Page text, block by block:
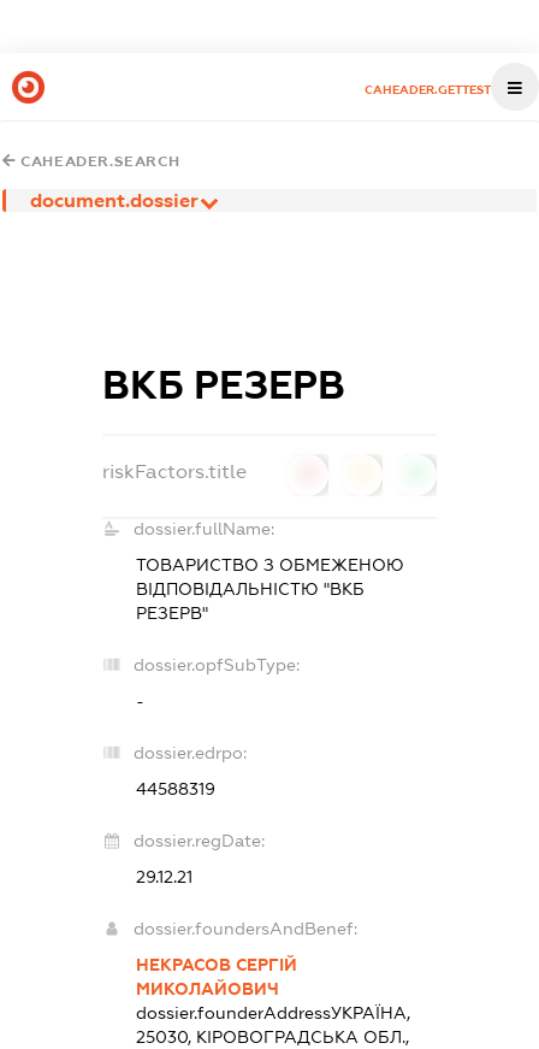
CAHEADER.GETTEST
CAHEADER.SEARCH
document.dossier
ВКБ РЕЗЕРВ
riskFactors.title
dossier.fullName:
ТОВАРИСТВО З ОБМЕЖЕНОЮ
ВІДПОВІДАЛЬНІСТЮ "ВКБ
РЕЗЕРВ"
dossier.opfSubType:
-
dossier.edrpo:
44588319
dossier.regDate:
29.12.21
dossier.foundersAndBenef:
НЕКРАСОВ СЕРГІЙ
МИКОЛАЙОВИЧ
dossier.founderAddressУКРАЇНА,
25030, КІРОВОГРАДСЬКА ОБЛ.,